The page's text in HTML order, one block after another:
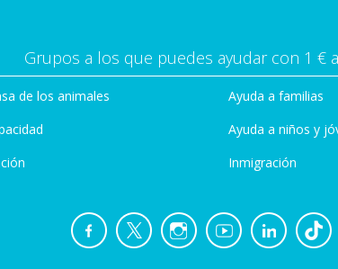
Grupos a los que puedes ayudar con 1 €
de los animales
Ayuda a familias
Ayuda a niños y
Inmigración